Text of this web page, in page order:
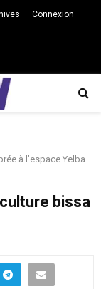
Connexion
à l’espace Yelba
culture bissa